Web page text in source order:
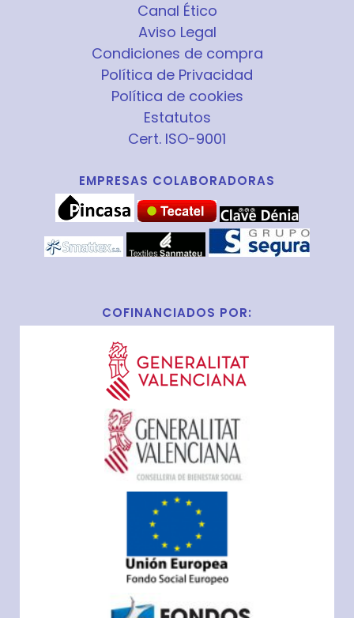
Canal Ético
Aviso Legal
Condiciones de compra
Política de Privacidad
Política de cookies
Estatutos
Cert. ISO-9001
EMPRESAS COLABORADORAS
COFINANCIADOS POR: